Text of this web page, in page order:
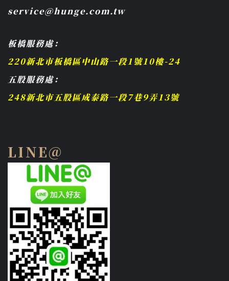
service@hunge.com.tw
板橋服務處：
220新北市板橋區中山路一段1號10樓-24
五股服務處：
248新北市五股區成泰路一段7巷9弄13號
LINE@